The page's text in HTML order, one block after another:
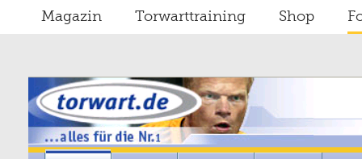
Magazin Torwarttraining Shop